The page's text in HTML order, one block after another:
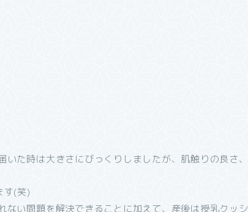
た時は大きさにびっくりしましたが、肌触りの良さ、
す(笑)
ない問題を解決できることに加えて、産後は授乳クッシ